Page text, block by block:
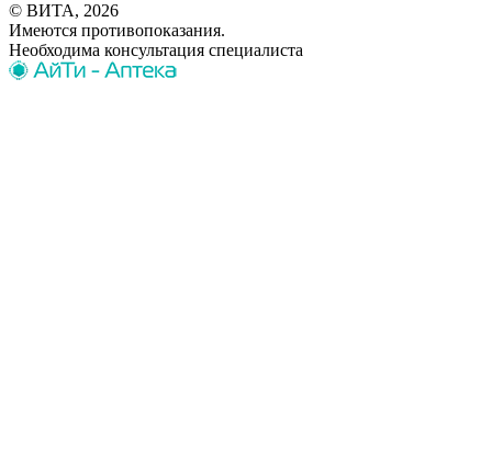
© ВИТА, 2026
Имеются противопоказания.
Необходима консультация специалиста